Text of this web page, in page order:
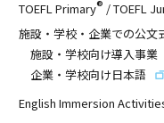
TOEFL Primary® /TOEFL
施設・学校・企業での公文
施設・学校向け導入事業
企業・学校向け日本語
English Immersion